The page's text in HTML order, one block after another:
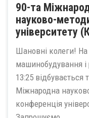
90-та
науково-
університету
Шановні колеги! На
машинобудування
13:25 відбувається
Міжнародна
конференція